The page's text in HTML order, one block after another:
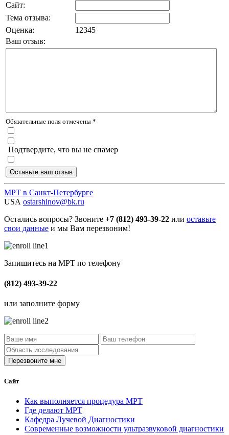
Сайт:
Тема отзыва:
Оценка:
1 2345
Ваш отзыв:
Обязательные поля отмечены *
Подтвердите, что вы не спамер
МРТ в Санкт-Петербурге
USA ostarshinov@bk.ru
Остались вопросы? Звоните +7 (812) 493-39-22 или оставьте
свои данные и мы Вам перезвоним!
Запишитесь на МРТ по телефону
(812) 493-39-22
или заполните форму
Сайт
Как выполняется процедура МРТ
Где делают МРТ
Кафедра Лучевой Диагностики
Современные возможности ультразвуковой диагностики